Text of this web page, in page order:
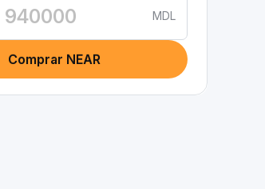
MDL
Comprar NEAR